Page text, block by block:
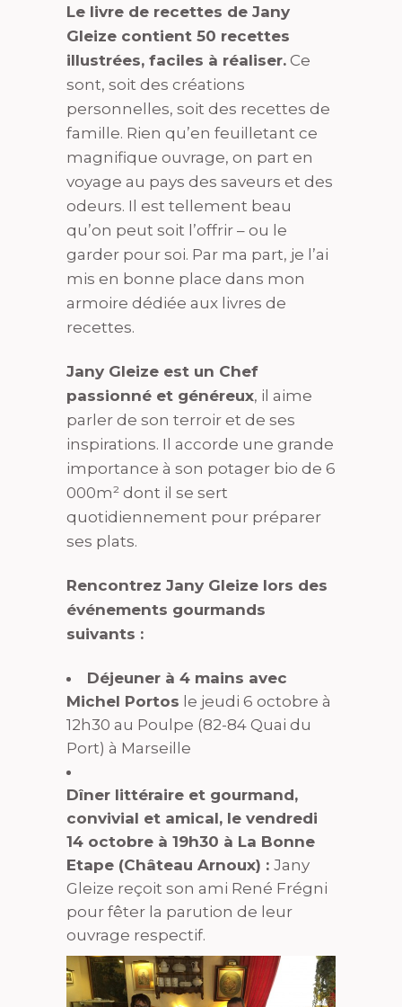
Le livre de recettes de Jany
Gleize contient 50 recettes
illustrées, faciles à réaliser. Ce
sont, soit des créations
personnelles, soit des recettes de
famille. Rien qu’en feuilletant ce
magnifique ouvrage, on part en
voyage au pays des saveurs et des
odeurs. Il est tellement beau
qu’on peut soit l’offrir – ou le
garder pour soi. Par ma part, je l’ai
mis en bonne place dans mon
armoire dédiée aux livres de
recettes.
Jany Gleize est un Chef
passionné et généreux, il aime
parler de son terroir et de ses
inspirations. Il accorde une grande
importance à son potager bio de 6
000m² dont il se sert
quotidiennement pour préparer
ses plats.
Rencontrez Jany Gleize lors des
événements gourmands
suivants :
Déjeuner à 4 mains avec
Michel Portos le jeudi 6 octobre à
12h30 au Poulpe (82-84 Quai du
Port) à Marseille
Dîner littéraire et gourmand,
convivial et amical, le vendredi
14 octobre à 19h30 à La Bonne
Etape (Château Arnoux) : Jany
Gleize reçoit son ami René Frégni
pour fêter la parution de leur
ouvrage respectif.